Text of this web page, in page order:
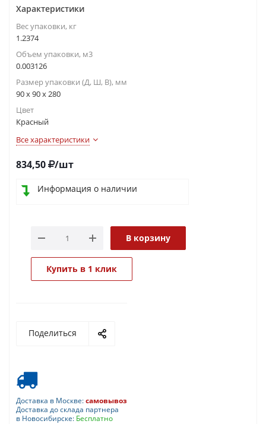
Характеристики
Вес упаковки, кг
1.2374
Объем упаковки, м3
0.003126
Размер упаковки (Д, Ш, В), мм
90 x 90 x 280
Цвет
Красный
Все характеристики
834,50 /шт
Информация о наличии
В корзину
Купить в 1 клик
Поделиться
Доставка в Москве:самовывоз
Доставка до склада партнера
в Новосибирске: Бесплатно